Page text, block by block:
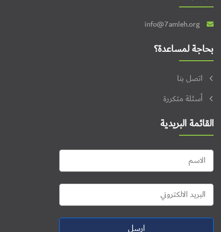
info@7amleh.org
بحاجة لمساعدة؟
اتصل بنا
أسئلة متكررة
القائمة البريدية
ارسل